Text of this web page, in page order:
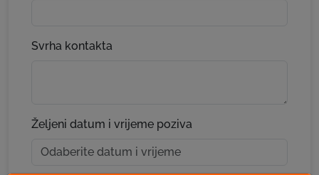
Svrha kontakta
Željeni datum i vrijeme poziva